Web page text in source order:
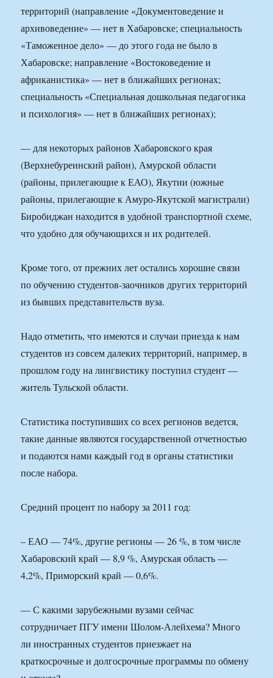
территорий (направление «Документоведение и
архивоведение» — нет в Хабаровске; специальность
«Таможенное дело» — до этого года не было в
Хабаровске; направление «Востоковедение и
африканистика» — нет в ближайших регионах;
специальность «Специальная дошкольная педагогика
и психология» — нет в ближайших регионах);
— для некоторых районов Хабаровского края
(Верхнебуреинский район), Амурской области
(районы, прилегающие к ЕАО), Якутии (южные
районы, прилегающие к Амуро-Якутской магистрали)
Биробиджан находится в удобной транспортной схеме,
что удобно для обучающихся и их родителей.
Кроме того, от прежних лет остались хорошие связи
по обучению студентов-заочников других территорий
из бывших представительств вуза.
Надо отметить, что имеются и случаи приезда к нам
студентов из совсем далеких территорий, например, в
прошлом году на лингвистику поступил студент —
житель Тульской области.
Статистика поступивших со всех регионов ведется,
такие данные являются государственной отчетностью
и подаются нами каждый год в органы статистики
после набора.
Средний процент по набору за 2011 год:
– ЕАО — 74%, другие регионы — 26 %, в том числе
Хабаровский край — 8,9 %, Амурская область —
4,2%, Приморский край — 0,6%.
— С какими зарубежными вузами сейчас
сотрудничает ПГУ имени Шолом-Алейхема? Много
ли иностранных студентов приезжает на
краткосрочные и долгосрочные программы по обмену